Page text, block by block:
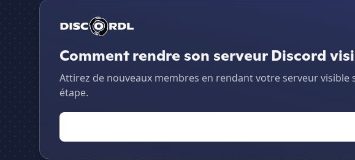
Comment rendre son serveur Discord
Attirez de nouveaux membres en rendant votre serveur visible
étape.